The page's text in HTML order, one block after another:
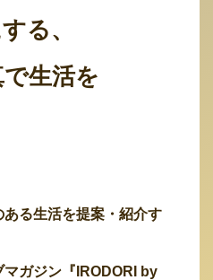
る、
生活を
る生活を提案・紹介す
ガジン『IRODORI by